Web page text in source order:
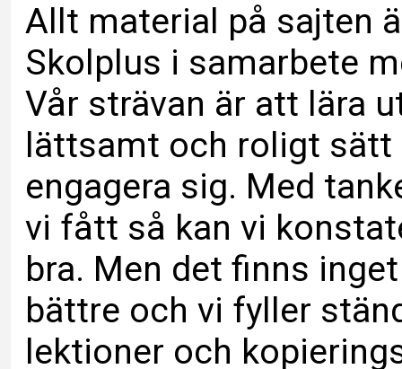
Allt material på sajten
Skolplus i samarbete
Vår strävan är att lära
lättsamt och roligt
engagera sig. Med
vi fått så kan vi
bra. Men det finns
bättre och vi fyller
lektioner och